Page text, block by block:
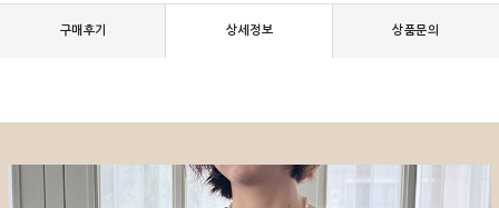
구매후기 상세정보 상품문의